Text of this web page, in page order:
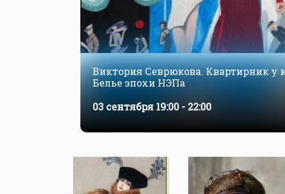
Виктория Севрюкова. Квартирник у
Белье эпохи НЭПа
03 сентября 19:00 - 22:00